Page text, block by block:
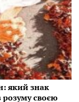
який знак
розуму своєю